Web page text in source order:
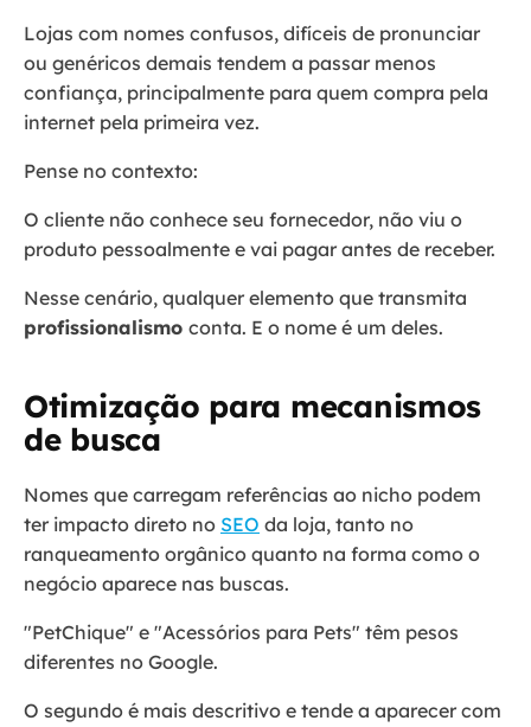
Lojas com nomes confusos, difíceis de pronunciar
ou genéricos demais tendem a passar menos
confiança, principalmente para quem compra pela
internet pela primeira vez.
Pense no contexto:
O cliente não conhece seu fornecedor, não viu o
produto pessoalmente e vai pagar antes de receber.
Nesse cenário, qualquer elemento que transmita
profissionalismo conta. E o nome é um deles.
Otimização para mecanismos
de busca
Nomes que carregam referências ao nicho podem
ter impacto direto no SEO da loja, tanto no
ranqueamento orgânico quanto na forma como o
negócio aparece nas buscas.
"PetChique" e "Acessórios para Pets" têm pesos
diferentes no Google.
O segundo é mais descritivo e tende a aparecer com